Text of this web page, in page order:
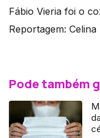
Fábio Vieria foi o
Reportagem: Celina
Pode também